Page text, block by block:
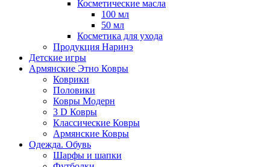
Косметические масла
100 мл
50 мл
Косметика для ухода
Продукция Наринэ
Детские игры
Армянские Этно Ковры
Коврики
Половики
Ковры Модерн
3 D Ковры
Классические Ковры
Армянские Ковры
Одежда. Обувь
Шарфы и шапки